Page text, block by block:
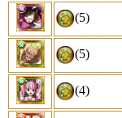
(5)
(5)
(4)